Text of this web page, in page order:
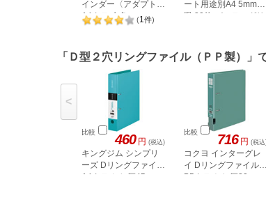
インダー〈アダプト〉
A4タテ 水色 ル-
AP171LB
(1件)
ート用途別A4 5mm方
眼 30枚 パステルグリ
「Ｄ型２穴リングファイル（ＰＰ製）」
比較 460 円 (税込)
キングジム シンプリ
ーズ Dリングファイル
A4タテ とじ厚45mm
比較 716 円 (税
コクヨ インターグレ
イ Dリングファイル
B5タテ とじ厚30mm
<